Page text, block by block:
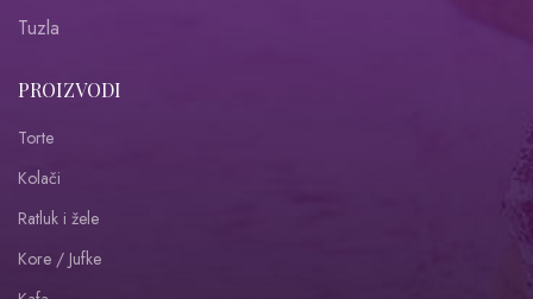
Tuzla
PROIZVODI
Torte
Kolači
Ratluk i žele
Kore / Jufke